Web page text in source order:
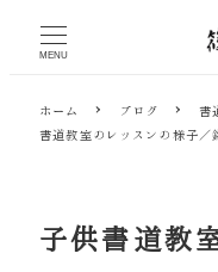
MENU
ホーム ブログ 書
書道教室のレッスンの様子／
子供書道教